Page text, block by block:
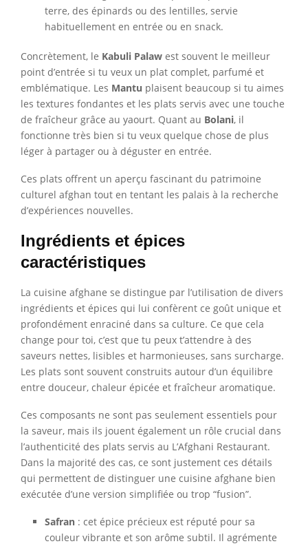
terre, des épinards ou des lentilles, servie
habituellement en entrée ou en snack.
Concrètement, le Kabuli Palaw est souvent le meilleur
point d’entrée si tu veux un plat complet, parfumé et
emblématique. Les Mantu plaisent beaucoup si tu aimes
les textures fondantes et les plats servis avec une touche
de fraîcheur grâce au yaourt. Quant au Bolani, il
fonctionne très bien si tu veux quelque chose de plus
léger à partager ou à déguster en entrée.
Ces plats offrent un aperçu fascinant du patrimoine
culturel afghan tout en tentant les palais à la recherche
d’expériences nouvelles.
Ingrédients et épices
caractéristiques
La cuisine afghane se distingue par l’utilisation de divers
ingrédients et épices qui lui confèrent ce goût unique et
profondément enraciné dans sa culture. Ce que cela
change pour toi, c’est que tu peux t’attendre à des
saveurs nettes, lisibles et harmonieuses, sans surcharge.
Les plats sont souvent construits autour d’un équilibre
entre douceur, chaleur épicée et fraîcheur aromatique.
Ces composants ne sont pas seulement essentiels pour
la saveur, mais ils jouent également un rôle crucial dans
l’authenticité des plats servis au L’Afghani Restaurant.
Dans la majorité des cas, ce sont justement ces détails
qui permettent de distinguer une cuisine afghane bien
exécutée d’une version simplifiée ou trop “fusion”.
Safran : cet épice précieux est réputé pour sa
couleur vibrante et son arôme subtil. Il agrémente